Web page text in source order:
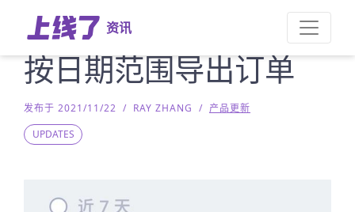
资讯
按日期范围导出订单
发布于 2021/11/22 / RAY ZHANG / 产品更新
UPDATES